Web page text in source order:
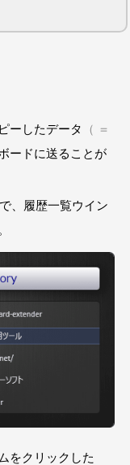
ーしたデータ
（ ＝
ードに送ることが
、履歴一覧ウイン
をクリックした